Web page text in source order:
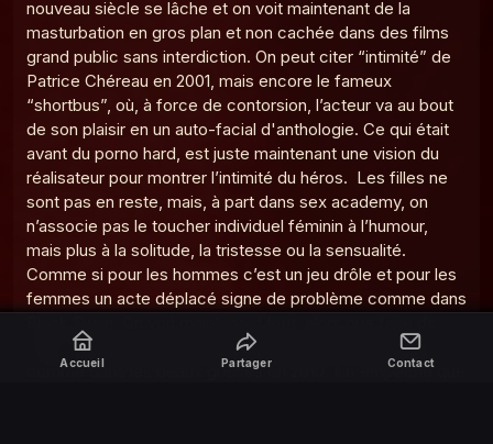
Accueil Partager Contact